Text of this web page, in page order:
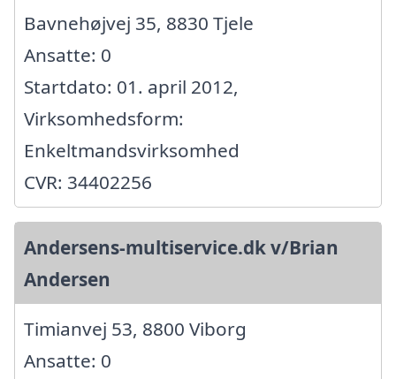
Bavnehøjvej 35, 8830 Tjele
Ansatte: 0
Startdato: 01. april 2012,
Virksomhedsform:
Enkeltmandsvirksomhed
CVR: 34402256
Andersens-multiservice.dk v/Brian
Andersen
Timianvej 53, 8800 Viborg
Ansatte: 0